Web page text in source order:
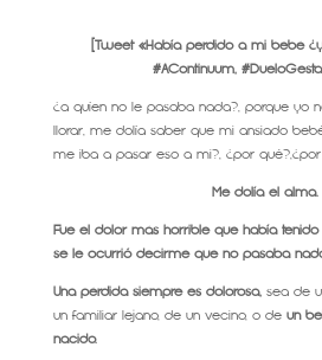
[Tweet «Había perdido a mi bebé
#AContinuum,
¿a quíen no le pasaba nada?, porque yo
llorar, me dolía saber que mi ansiado
me iba a pasar eso a mi?, ¿por
Me dolía el alma.
Fue el dolor más horrible que había
se le ocurrió decirme que no pasaba
Una pérdida siempre es dolorosa,sea de
un familiar lejano, de un vecino, o de un
nacido.